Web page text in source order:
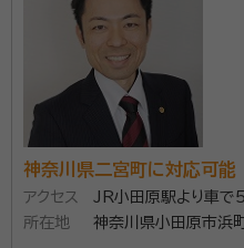
事務所口コミ（抜粋）：
満足度 5.0
ご利用時
面談の感想
共働きのため、日曜日に自宅まで
かりやすく、費用も明確だったので
た。
契約後の感想
依頼後の質問や要望にも素早く対
神奈川県二宮町に対応可能
アクセス
JR小田原駅より車で
所在地
神奈川県小田原市